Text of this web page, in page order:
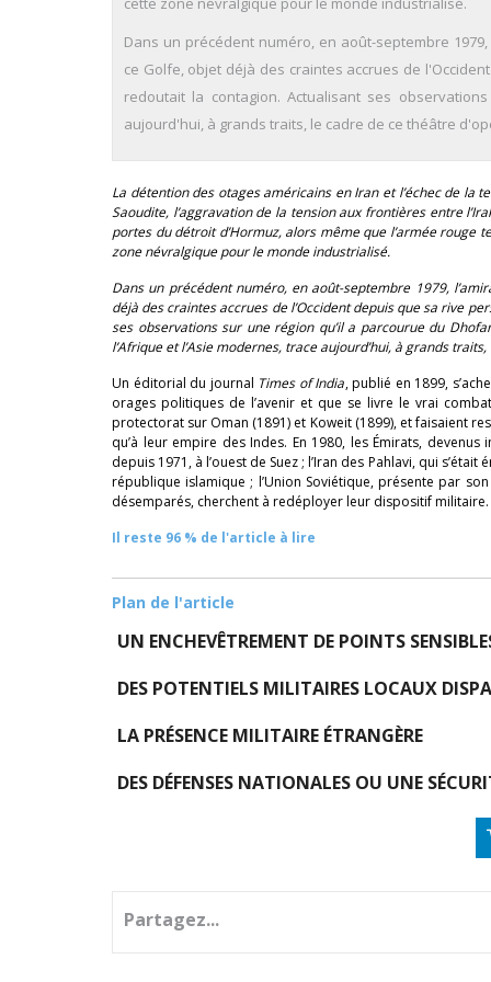
Dans un précédent numéro, en août-septembre
ce Golfe, objet déjà des craintes accrues de
redoutait la contagion. Actualisant ses
aujourd'hui, à grands traits, le cadre de ce théâtre
La détention des otages américains en Iran et l’échec de la
Saoudite, l’aggravation de la tension aux frontières entre
portes du détroit d’Hormuz, alors même que l’armée rouge
zone névralgique pour le monde industrialisé.
Dans un précédent numéro, en août-septembre 1979,
déjà des craintes accrues de l’Occident depuis que sa rive
ses observations sur une région qu’il a parcourue du
l’Afrique et l’Asie modernes, trace aujourd’hui, à grands
Un éditorial du journal Times of India, publié en 1899,
orages politiques de l’avenir et que se livre le vrai
protectorat sur Oman (1891) et Koweit (1899), et faisaient
qu’à leur empire des Indes. En 1980, les Émirats,
depuis 1971, à l’ouest de Suez ; l’Iran des Pahlavi, qui
république islamique ; l’Union Soviétique, présente par
désemparés, cherchent à redéployer leur dispositif
Il reste 96 % de l'article à lire
Plan de l'article
UN ENCHEVÊTREMENT DE POINTS
DES POTENTIELS MILITAIRES LOCAUX
LA PRÉSENCE MILITAIRE ÉTRANGÈRE
DES DÉFENSES NATIONALES OU UNE
Partagez...